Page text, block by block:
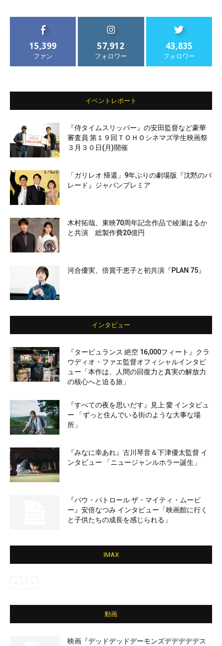
15,399
ファン
57,912
フォロワー
43,835
フォロワー
イベントレポート
『侍タイムスリッパー』の安田監督など豪華
審査員 第１９回ＴＯＨＯシネマズ学生映画祭
３月３０日(月)開催
「ガリレオ 帰還」9年ぶりの劇場版『沈黙のパ
レード』ジャパンプレミア
木村拓哉、東映70周年記念作品で綾瀬はるか
と共演 総製作費20億円
河合優実、倍賞千恵子と初共演『PLAN 75』
インタビュー
『タービュランス 絶空 16,000フィート』クラ
ウディオ・ファエ監督オフィシャルインタビ
ュー「本作は、人間の回復力と真実の解放力
の核心へと迫る旅」
『すべての夜を思いだす』見上 愛 インタビュ
ー 「ずっと住んでいる街のような大事な場
所」
『みなに幸あれ』古川琴音＆下津優太監督 イ
ンタビュー 「ニュージャンルホラー誕生」
『パウ・パトロール ザ・マイティ・ムービ
ー』安倍なつみ インタビュー「映画館に行く
と子供たちの成長を感じられる」
IMAX
動画
映画『デッドデッドデーモンズデデデデデス